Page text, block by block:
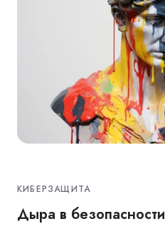
КИБЕРЗАЩИТА
Дыра в безопасности